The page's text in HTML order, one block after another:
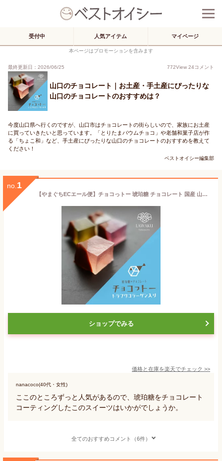
受付中 人気アイテム マイページ
本ページはプロモーションを含みます
最終更新日：2026/06/25 772View 24コメント
山口のチョコレート｜お土産・手土産にぴったりな
山口のチョコレートのおすすめは？
今度山口県へ行くのですが、山口市はチョコレートの街らしいので、家族にお土産
に買っていきたいと思っています。「とりたまバウムチョコ」や老舗和菓子店が作
る「ちょこ和」など、手土産にぴったりな山口のチョコレートのおすすめを教えて
ください！
ベストオイシー編集部
no. 1
【やまぐちECエール便】チョコっトー 琥珀糖 チョコレート 国産 山口市 トラフグ こはく糖 ギフト プレゼント お取り寄せ お土産 無着色 着色料不使用 お茶菓子 菓子 ASMR 茶道 干菓子 お歳暮 クリスマス
ショップでみる
価格と在庫を楽天でチェック >>
nanacoco(40代・女性)
ここのところずっと人気があるので、琥珀糖をチョコレート
コーティングしたこのスイーツはいかがでしょうか。
全てのおすすめコメント（6件）